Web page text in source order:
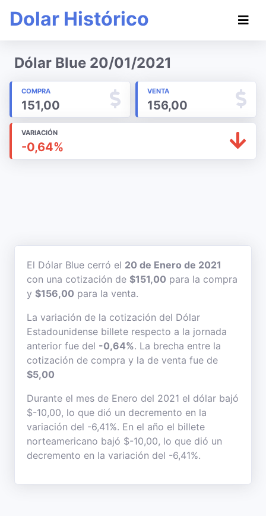
Dolar Histórico
Dólar Blue 20/01/2021
COMPRA
151,00
VENTA
156,00
VARIACIÓN
-0,64%
El Dólar Blue cerró el 20 de Enero de 2021
con una cotización de $151,00 para la compra
y $156,00 para la venta.
La variación de la cotización del Dólar
Estadounidense billete respecto a la jornada
anterior fue del -0,64%. La brecha entre la
cotización de compra y la de venta fue de
$5,00
Durante el mes de Enero del 2021 el dólar bajó
$-10,00, lo que dió un decremento en la
variación del -6,41%. En el año el billete
norteamericano bajó $-10,00, lo que dió un
decremento en la variación del -6,41%.